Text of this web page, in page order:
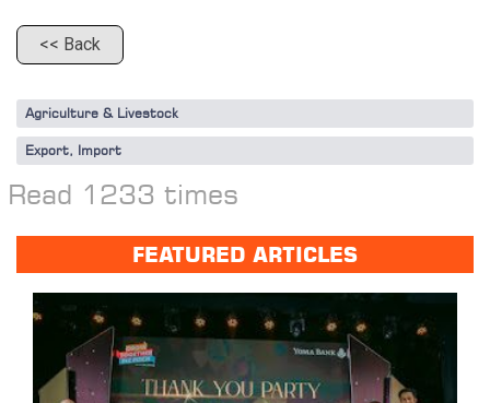
<< Back
Agriculture & Livestock
Export, Import
Read 1233 times
FEATURED ARTICLES